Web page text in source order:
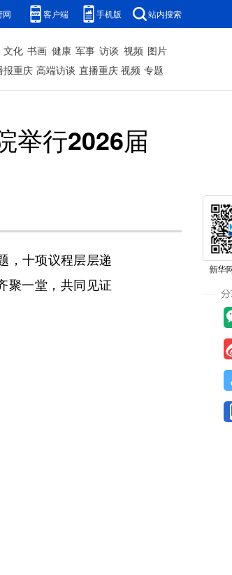
网 客户端 手机版 站内搜索
文化 书画 健康 军事 访谈 视频 图片
报重庆 高端访谈 直播重庆 视频 专题
举行2026届
，十项议程层层递
聚一堂，共同见证